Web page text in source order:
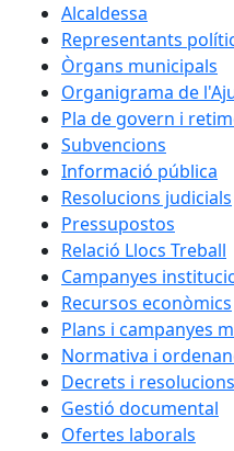
Alcaldessa
Representants
Òrgans municipals
Organigrama de
Pla de govern i
Subvencions
Informació pública
Resolucions judicials
Pressupostos
Relació Llocs Treball
Campanyes
Recursos econòmics
Plans i campanyes
Normativa i
Decrets i resolucions
Gestió documental
Ofertes laborals